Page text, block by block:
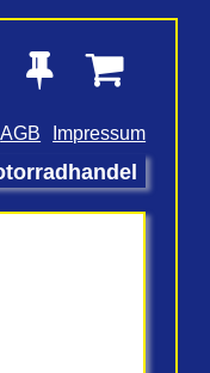
AGB Impressum